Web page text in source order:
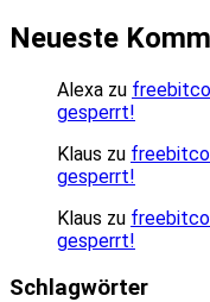
Neueste
Alexa zu
gesperrt!
Klaus zu
gesperrt!
Klaus zu
gesperrt!
Schlagwörter